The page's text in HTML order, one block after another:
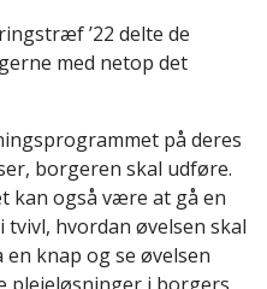
’22 delte de
med netop det
på deres
borgeren skal udføre.
kan også være at gå en
hvordan øvelsen skal
knap og se øvelsen